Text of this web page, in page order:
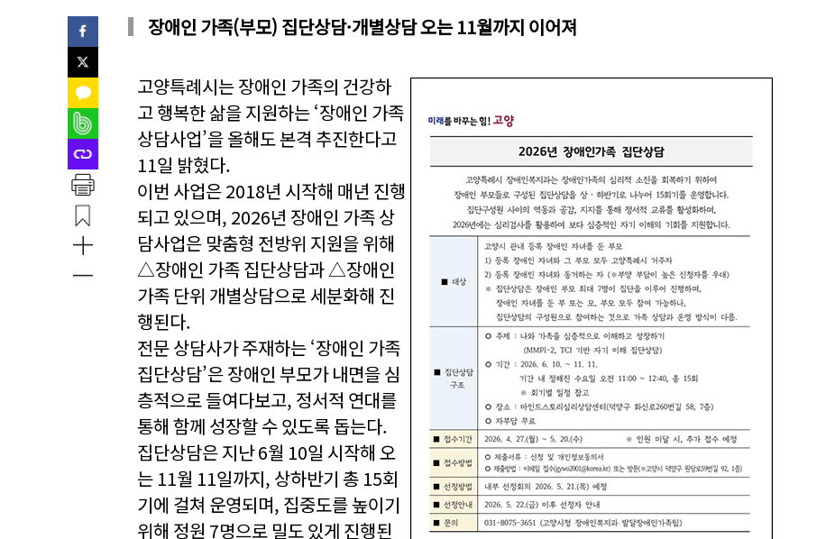
장애인 가족(부모) 집단상담·개별상담 오는 11월까지 이어져
고양특례시는 장애인 가족의 건강하
고 행복한 삶을 지원하는 ‘장애인 가족
상담사업’을 올해도 본격 추진한다고
11일 밝혔다.
이번 사업은 2018년 시작해 매년 진행
되고 있으며, 2026년 장애인 가족 상
담사업은 맞춤형 전방위 지원을 위해
△장애인 가족 집단상담과 △장애인
가족 단위 개별상담으로 세분화해 진
행된다.
전문 상담사가 주재하는 ‘장애인 가족
집단상담’은 장애인 부모가 내면을 심
층적으로 들여다보고, 정서적 연대를
통해 함께 성장할 수 있도록 돕는다.
집단상담은 지난 6월 10일 시작해 오
는 11월 11일까지, 상하반기 총 15회
기에 걸쳐 운영되며, 집중도를 높이기
위해 정원 7명으로 밀도 있게 진행된